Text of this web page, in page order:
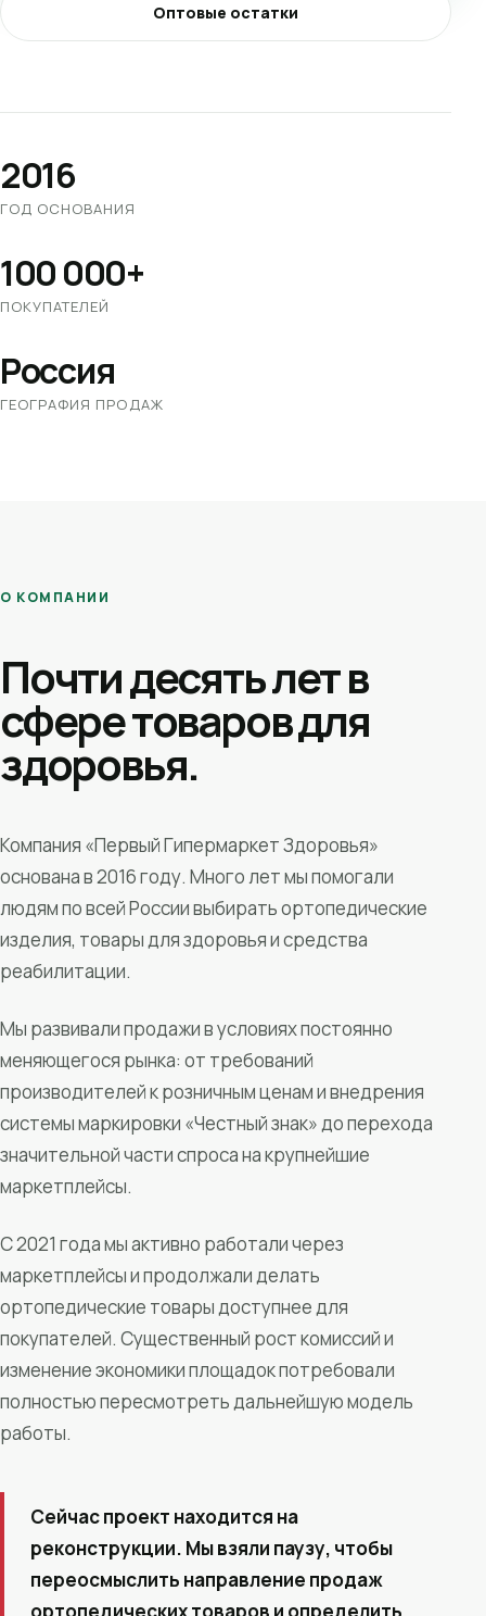
Оптовые остатки
2016
ГОД ОСНОВАНИЯ
100 000+
ПОКУПАТЕЛЕЙ
Россия
ГЕОГРАФИЯ ПРОДАЖ
О КОМПАНИИ
Почти десять лет в
сфере товаров для
здоровья.
Компания «Первый Гипермаркет Здоровья»
основана в 2016 году. Много лет мы помогали
людям по всей России выбирать ортопедические
изделия, товары для здоровья и средства
реабилитации.
Мы развивали продажи в условиях постоянно
меняющегося рынка: от требований
производителей к розничным ценам и внедрения
системы маркировки «Честный знак» до перехода
значительной части спроса на крупнейшие
маркетплейсы.
С 2021 года мы активно работали через
маркетплейсы и продолжали делать
ортопедические товары доступнее для
покупателей. Существенный рост комиссий и
изменение экономики площадок потребовали
полностью пересмотреть дальнейшую модель
работы.
Сейчас проект находится на
реконструкции. Мы взяли паузу, чтобы
переосмыслить направление продаж